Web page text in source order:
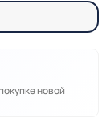
новой